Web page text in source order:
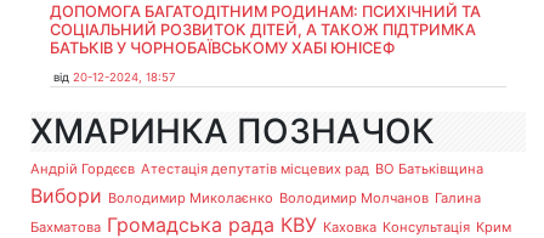
ДОПОМОГА БАГАТОДІТНИМ РОДИНАМ: ПСИХІЧНИЙ ТА
СОЦІАЛЬНИЙ РОЗВИТОК ДІТЕЙ, А ТАКОЖ ПІДТРИМКА
БАТЬКІВ У ЧОРНОБАЇВСЬКОМУ ХАБІ ЮНІСЕФ
від 20-12-2024, 18:57
ХМАРИНКА ПОЗНАЧОК
Андрій Гордєєв Атестація депутатів місцевих рад ВО Батьківщина
Вибори Володимир Миколаєнко Володимир Молчанов Галина
Бахматова Громадська рада КВУ Каховка Консультація Крим